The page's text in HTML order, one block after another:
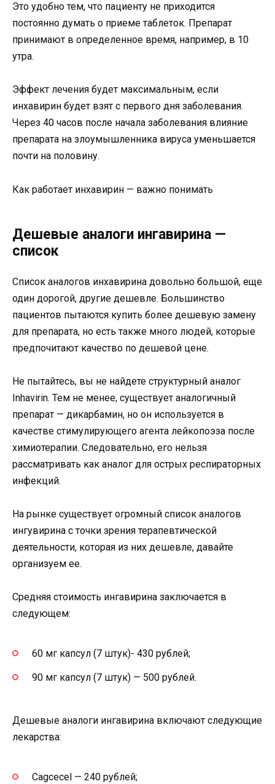
Это удобно тем, что пациенту не приходится
постоянно думать о приеме таблеток. Препарат
принимают в определенное время, например, в 10
утра.
Эффект лечения будет максимальным, если
инхавирин будет взят с первого дня заболевания.
Через 40 часов после начала заболевания влияние
препарата на злоумышленника вируса уменьшается
почти на половину.
Как работает инхавирин — важно понимать
Дешевые аналоги ингавирина —
список
Список аналогов инхавирина довольно большой, еще
один дорогой, другие дешевле. Большинство
пациентов пытаются купить более дешевую замену
для препарата, но есть также много людей, которые
предпочитают качество по дешевой цене.
Не пытайтесь, вы не найдете структурный аналог
Inhavirin. Тем не менее, существует аналогичный
препарат — дикарбамин, но он используется в
качестве стимулирующего агента лейкопоэза после
химиотерапии. Следовательно, его нельзя
рассматривать как аналог для острых респираторных
инфекций.
На рынке существует огромный список аналогов
ингувирина с точки зрения терапевтической
деятельности, которая из них дешевле, давайте
организуем ее.
Средняя стоимость ингавирина заключается в
следующем:
60 мг капсул (7 штук)- 430 рублей;
90 мг капсул (7 штук) — 500 рублей.
Дешевые аналоги ингавирина включают следующие
лекарства:
Cagcecel — 240 рублей;